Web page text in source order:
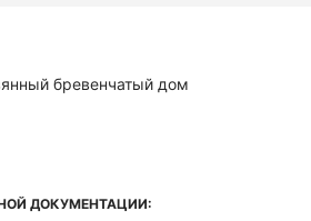
бревенчатый дом
ДОКУМЕНТАЦИИ: